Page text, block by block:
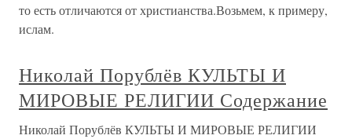
то есть отличаются от христианства.Возьмем, к примеру,
ислам.
Николай Порублёв КУЛЬТЫ И
МИРОВЫЕ РЕЛИГИИ Содержание
Николай Порублёв КУЛЬТЫ И МИРОВЫЕ РЕЛИГИИ